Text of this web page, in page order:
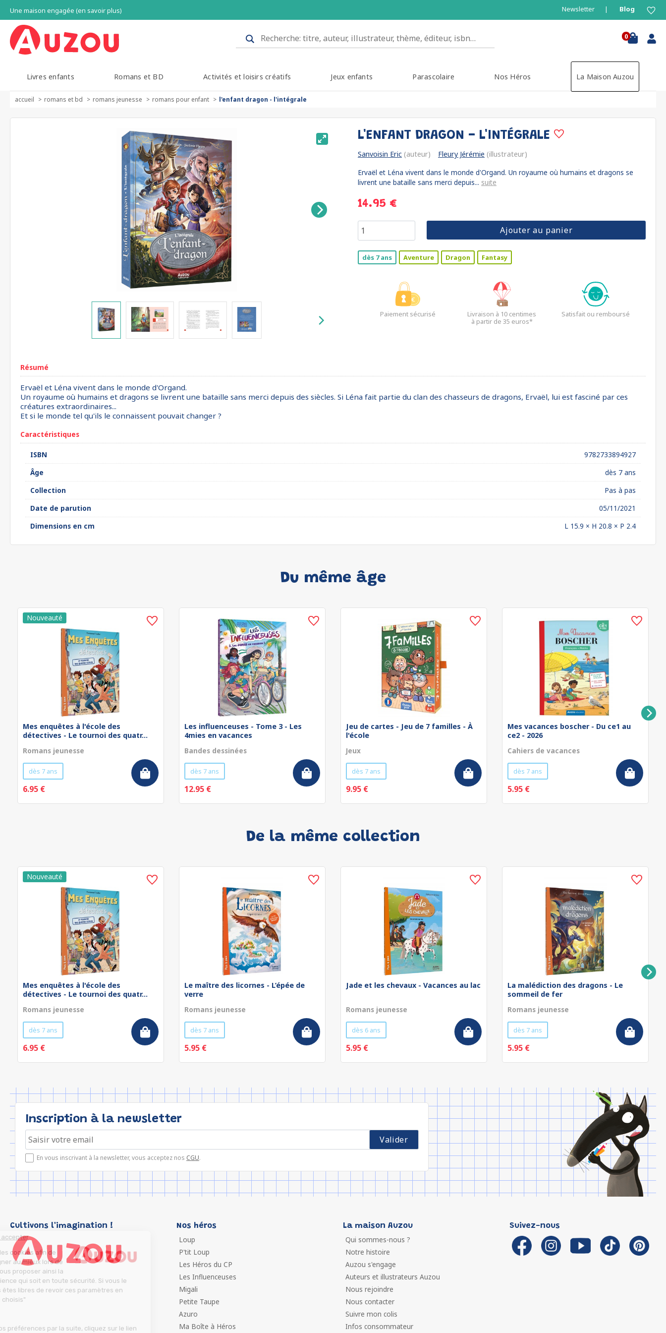
Continuer sans accepter
Nous utilisons des cookies afin de
vous accompagner au mieux lors de
votre visite et vous proposer ainsi la
meilleure expérience qui soit en toute sécurité. Si vous le
souhaitez, vous êtes libres de revoir ces paramètres en
cliquant sur "Je choisis"
Pour modifier vos préférences par la suite, cliquez sur le lien
Une maison engagée (en savoir plus) Newsletter Blog
0
Livres enfants Romans et BD Activités et loisirs créatifs Jeux enfants Parascolaire Nos Héros La Maison Auzou
accueil romans et bd romans jeunesse romans pour enfant l'enfant dragon - l'intégrale
L'ENFANT DRAGON - L'INTÉGRALE
Sanvoisin Eric (auteur) Fleury Jérémie (illustrateur)
Ervaël et Léna vivent dans le monde d'Organd. Un royaume où humains et dragons se
livrent une bataille sans merci depuis... suite
14.95 €
Ajouter au panier
dès 7 ans Aventure Dragon Fantasy
Paiement sécurisé
Livraison à 10 centimes
à partir de 35 euros*
Satisfait ou remboursé
Résumé
Ervaël et Léna vivent dans le monde d'Organd.
Un royaume où humains et dragons se livrent une bataille sans merci depuis des siècles. Si Léna fait partie du clan des chasseurs de dragons, Ervaël, lui est fasciné par ces
créatures extraordinaires...
Et si le monde tel qu'ils le connaissent pouvait changer ?
Caractéristiques
ISBN
9782733894927
Âge
dès 7 ans
Collection
Pas à pas
Date de parution
05/11/2021
Dimensions en cm
L 15.9 × H 20.8 × P 2.4
Du même âge
Mes enquêtes à l'école des
détectives - Le tournoi des quatr...
Romans jeunesse
dès 7 ans
6.95 €
Les influenceuses - Tome 3 - Les
4mies en vacances
Bandes dessinées
dès 7 ans
12.95 €
Jeu de cartes - Jeu de 7 familles - À
l'école
Jeux
dès 7 ans
9.95 €
Mes vacances boscher - Du ce1 au
ce2 - 2026
Cahiers de vacances
dès 7 ans
5.95 €
De la même collection
Mes enquêtes à l'école des
détectives - Le tournoi des quatr...
Romans jeunesse
dès 7 ans
6.95 €
Le maître des licornes - L’épée de
verre
Romans jeunesse
dès 7 ans
5.95 €
Jade et les chevaux - Vacances au lac
Romans jeunesse
dès 6 ans
5.95 €
La malédiction des dragons - Le
sommeil de fer
Romans jeunesse
dès 7 ans
5.95 €
Inscription à la newsletter
En vous inscrivant à la newsletter, vous acceptez nos CGU.
Cultivons l'imagination ! Nos héros
Loup
P'tit Loup
Les Héros du CP
Les Influenceuses
Migali
Petite Taupe
Azuro
Ma Boîte à Héros
La maison Auzou
Qui sommes-nous ?
Notre histoire
Auzou s'engage
Auteurs et illustrateurs Auzou
Nous rejoindre
Nous contacter
Suivre mon colis
Infos consommateur
Suivez-nous